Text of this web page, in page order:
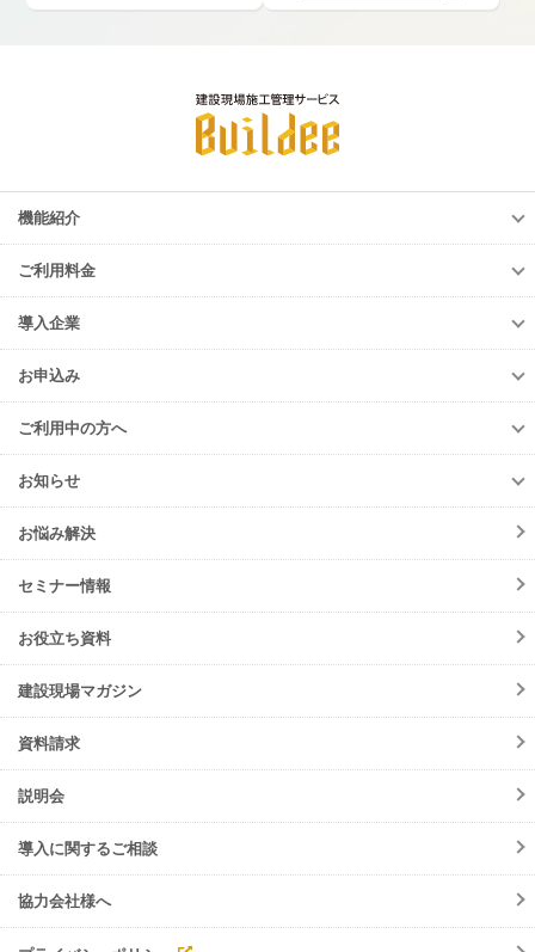
機能紹介
機能紹介
調整会議
労務安全
入退場管理
進捗・歩掛
Buildee電子KY
ご利用料金
ご利用料金
調整会議
労務安全
入退場管理
進捗・歩掛
導入企業
導入企業
導入企業一覧
導入事例
お申込み
お申込み
元請会社・サブJV
協力会社
ご利用中の方へ
ご利用中の方へ
各種お手続き
初期設定方法
動作環境
会員規約
よくあるご質問
ご請求について
サポート・お問合せ
お知らせ
お知らせ一覧
ニュースリリース
サービス
メンテナンス
障害情報
機能リリース
イベント
調整会議
お悩み解決
セミナー情報
お役立ち資料
建設現場マガジン
資料請求
説明会
導入に関するご相談
協力会社様へ